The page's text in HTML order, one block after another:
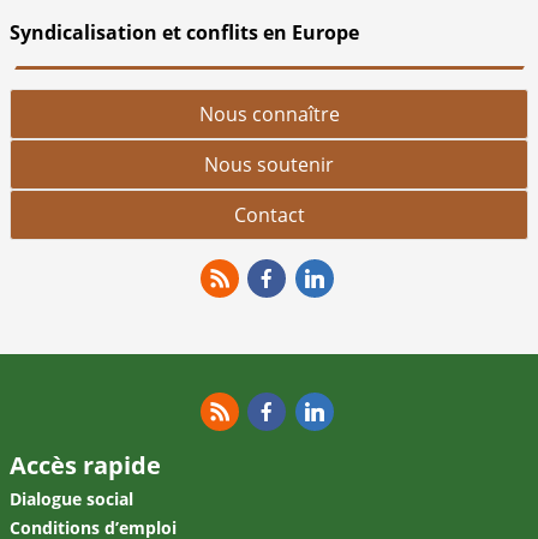
Syndicalisation et conflits en Europe
Nous connaître
Nous soutenir
Contact
Accès rapide
Dialogue social
Conditions d’emploi